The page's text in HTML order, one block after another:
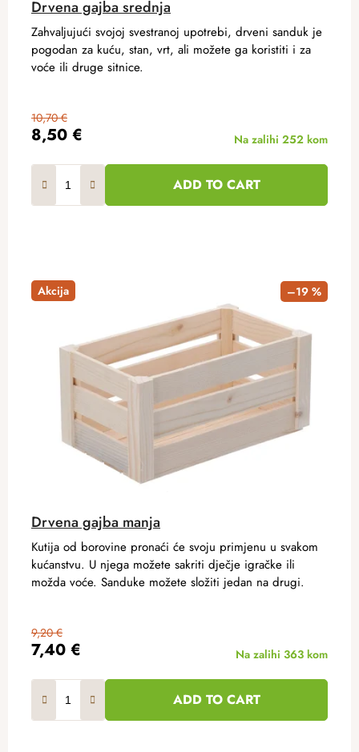
Drvena gajba srednja
8,50 €
10,70 €
Na zalihi 252 kom
ADD TO CART
Zahvaljujući svojoj svestranoj upotrebi, drveni sanduk je
pogodan za kuću, stan, vrt, ali možete ga koristiti i za
voće ili druge sitnice.
Akcija –19 %
Drvena gajba manja
7,40 €
9,20 €
Na zalihi 363 kom
ADD TO CART
Kutija od borovine pronaći će svoju primjenu u svakom
kućanstvu. U njega možete sakriti dječje igračke ili
možda voće. Sanduke možete složiti jedan na drugi.